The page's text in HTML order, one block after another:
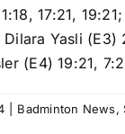
17:21,
Yasli (E3)
(E4) 19:21,
Badminton News,